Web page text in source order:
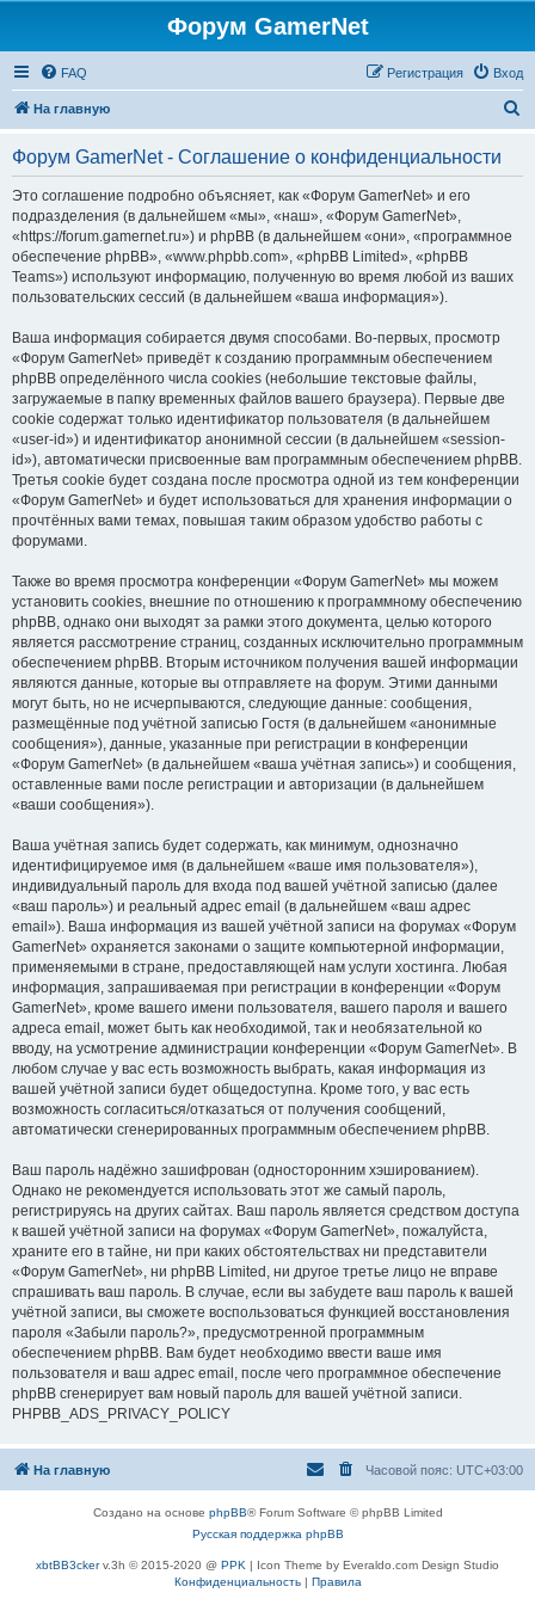
Форум GamerNet
FAQ Вход
Регистрация
На главную
Форум GamerNet - Соглашение о конфиденциальности
Это соглашение подробно объясняет, как «Форум GamerNet» и его
подразделения (в дальнейшем «мы», «наш», «Форум GamerNet»,
«https://forum.gamernet.ru») и phpBB (в дальнейшем «они», «программное
обеспечение phpBB», «www.phpbb.com», «phpBB Limited», «phpBB
Teams») используют информацию, полученную во время любой из ваших
пользовательских сессий (в дальнейшем «ваша информация»).
Ваша информация собирается двумя способами. Во-первых, просмотр
«Форум GamerNet» приведёт к созданию программным обеспечением
phpBB определённого числа cookies (небольшие текстовые файлы,
загружаемые в папку временных файлов вашего браузера). Первые две
cookie содержат только идентификатор пользователя (в дальнейшем
«user-id») и идентификатор анонимной сессии (в дальнейшем «session-
id»), автоматически присвоенные вам программным обеспечением phpBB.
Третья cookie будет создана после просмотра одной из тем конференции
«Форум GamerNet» и будет использоваться для хранения информации о
прочтённых вами темах, повышая таким образом удобство работы с
форумами.
Также во время просмотра конференции «Форум GamerNet» мы можем
установить cookies, внешние по отношению к программному обеспечению
phpBB, однако они выходят за рамки этого документа, целью которого
является рассмотрение страниц, созданных исключительно программным
обеспечением phpBB. Вторым источником получения вашей информации
являются данные, которые вы отправляете на форум. Этими данными
могут быть, но не исчерпываются, следующие данные: сообщения,
размещённые под учётной записью Гостя (в дальнейшем «анонимные
сообщения»), данные, указанные при регистрации в конференции
«Форум GamerNet» (в дальнейшем «ваша учётная запись») и сообщения,
оставленные вами после регистрации и авторизации (в дальнейшем
«ваши сообщения»).
Ваша учётная запись будет содержать, как минимум, однозначно
идентифицируемое имя (в дальнейшем «ваше имя пользователя»),
индивидуальный пароль для входа под вашей учётной записью (далее
«ваш пароль») и реальный адрес email (в дальнейшем «ваш адрес
email»). Ваша информация из вашей учётной записи на форумах «Форум
GamerNet» охраняется законами о защите компьютерной информации,
применяемыми в стране, предоставляющей нам услуги хостинга. Любая
информация, запрашиваемая при регистрации в конференции «Форум
GamerNet», кроме вашего имени пользователя, вашего пароля и вашего
адреса email, может быть как необходимой, так и необязательной ко
вводу, на усмотрение администрации конференции «Форум GamerNet». В
любом случае у вас есть возможность выбрать, какая информация из
вашей учётной записи будет общедоступна. Кроме того, у вас есть
возможность согласиться/отказаться от получения сообщений,
автоматически сгенерированных программным обеспечением phpBB.
Ваш пароль надёжно зашифрован (односторонним хэшированием).
Однако не рекомендуется использовать этот же самый пароль,
регистрируясь на других сайтах. Ваш пароль является средством доступа
к вашей учётной записи на форумах «Форум GamerNet», пожалуйста,
храните его в тайне, ни при каких обстоятельствах ни представители
«Форум GamerNet», ни phpBB Limited, ни другое третье лицо не вправе
спрашивать ваш пароль. В случае, если вы забудете ваш пароль к вашей
учётной записи, вы сможете воспользоваться функцией восстановления
пароля «Забыли пароль?», предусмотренной программным
обеспечением phpBB. Вам будет необходимо ввести ваше имя
пользователя и ваш адрес email, после чего программное обеспечение
phpBB сгенерирует вам новый пароль для вашей учётной записи.
PHPBB_ADS_PRIVACY_POLICY
На главную Часовой пояс: UTC+03:00
Создано на основе phpBB® Forum Software © phpBB Limited
Русская поддержка phpBB
xbtBB3ckerv.3h © 2015-2020 @ PPK | Icon Theme by Everaldo.com Design Studio
Конфиденциальность| Правила